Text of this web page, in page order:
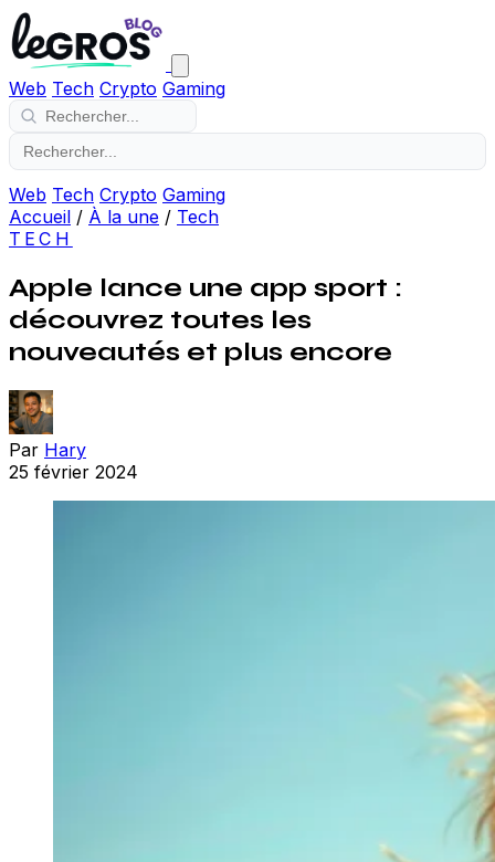
Web Tech Crypto Gaming
Web Tech Crypto Gaming
Accueil / À la une / Tech
TECH
Apple lance une app sport :
découvrez toutes les
nouveautés et plus encore
Par Hary
25 février 2024